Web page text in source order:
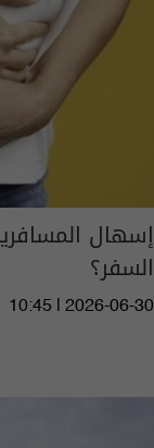
إسهال
السفر؟
10:45 | 2026-06-30